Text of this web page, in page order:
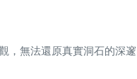
， 無法還原真實洞石的深邃